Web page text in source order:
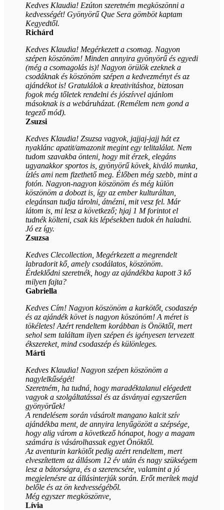
Kedves Klaudia! Ezúton szeretném megköszönni a
kedvességét! Gyönyörű Que Sera gömböt kaptam
Kegyedtől.
Richárd
Kedves Klaudia! Megérkezett a csomag. Nagyon
szépen köszönöm! Minden annyira gyönyörű és egyedi
(még a csomagolás is)! Nagyon örülök ezeknek a
csodáknak és köszönöm szépen a kedvezményt és az
ajándékot is! Gratulálok a kreativitáshoz, biztosan
fogok még tőletek rendelni és jószívvel ajánlom
másoknak is a webáruházat. (Remélem nem gond a
tegező mód).
Zsuzsi
Kedves Klaudia! Zsuzsa vagyok, jajjaj-jajj hát ez
nyaklánc apatit/amazonit megint egy telitalálat. Nem
tudom szavakba önteni, hogy mit érzek, elegáns
ugyanakkor sportos is, gyönyörű kövek, kiváló munka,
ízlés ami nem fizethető meg. Élőben még szebb, mint a
fotón. Nagyon-nagyon köszönöm és még külön
köszönöm a dobozt is, így az ember kulturáltan,
elegánsan tudja tárolni, átnézni, mit vesz fel. Már
látom is, mi lesz a következő; hjaj 1 M forintot el
tudnék költeni, csak kis lépésekben tudok én haladni.
Jó ez így.
Zsuzsa
Kedves Clecollection, Megérkezett a megrendelt
labradorit kő, amely csodálatos, köszönöm.
Érdeklődni szeretnék, hogy az ajándékba kapott 3 kő
milyen fajta?
Gabriella
Kedves Cím! Nagyon köszönöm a karkötőt, csodaszép
és az ajándék követ is nagyon köszönöm! A méret is
tökéletes! Azért rendeltem korábban is Önöktől, mert
sehol sem találtam ilyen szépen és igényesen tervezett
ékszereket, mind csodaszép és különleges.
Márti
Kedves Klaudia! Nagyon szépen köszönöm a
nagylelkűségét!
Szeretném, ha tudná, hogy maradéktalanul elégedett
vagyok a szolgáltatással és az ásványai egyszerűen
gyönyörűek!
A rendelésem során vásárolt mangano kalcit szív
ajándékba ment, de annyira lenyűgözött a szépsége,
hogy alig várom a következő hónapot, hogy a magam
számára is vásárolhassak egyet Önöktől.
Az aventurin karkötőt pedig azért rendeltem, mert
elveszítettem az állásom 12 év után és nagy szükségem
lesz a bátorságra, és a szerencsére, valamint a jó
megjelenésre az állásinterjúk során. Erőt merítek majd
belőle és az ön kedvességéből.
Még egyszer megköszönve,
Lívia